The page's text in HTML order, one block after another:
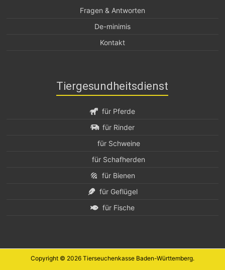
Fragen & Antworten
De-minimis
Kontakt
Tiergesundheitsdienst
für Pferde
für Rinder
für Schweine
für Schafherden
für Bienen
für Geflügel
für Fische
Copyright © 2026 Tierseuchenkasse Baden-Württemberg.